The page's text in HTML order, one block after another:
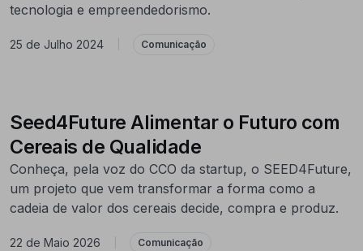
tecnologia e empreendedorismo.
25 de Julho 2024 Comunicação
Seed4Future Alimentar o Futuro com
Cereais de Qualidade
Conheça, pela voz do CCO da startup, o SEED4Future,
um projeto que vem transformar a forma como a
cadeia de valor dos cereais decide, compra e produz.
22 de Maio 2026 Comunicação